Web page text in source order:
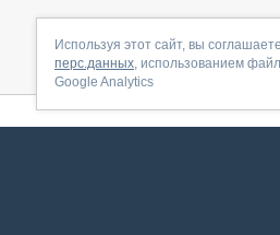
Используя этот сайт, вы
перс.данных, использованием
Google Analytics